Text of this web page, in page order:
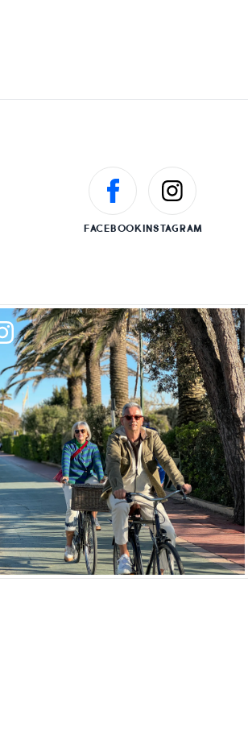
FACEBOOKINSTAGRAM